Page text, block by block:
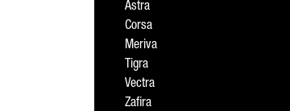
Astra
Corsa
Meriva
Tigra
Vectra
Zafira